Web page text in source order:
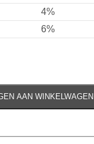
4%
6%
AAN WINKELWAGEN